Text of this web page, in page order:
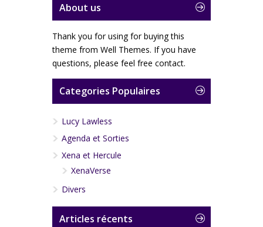
About us
Thank you for using for buying this
theme from Well Themes. If you have
questions, please feel free contact.
Categories Populaires
Lucy Lawless
Agenda et Sorties
Xena et Hercule
XenaVerse
Divers
Articles récents